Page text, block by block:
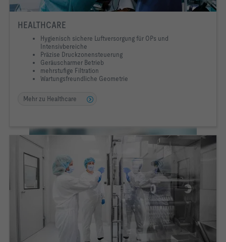
Mehrstufige Filtration
Ausschluss von Stoffübertragung
Präzise Druckhaltung
Thermische Luftaufbereitung
SICHERHEIT & EXPLOSIONSSCHUTZ
HEALTHCARE
Hygienisch sichere Luftversorgung für OPs und
Intensivbereiche
Präzise Druckzonensteuerung
Geräuscharmer Betrieb
mehrstufige Filtration
Wartungsfreundliche Geometrie
Mehr zu Healthcare